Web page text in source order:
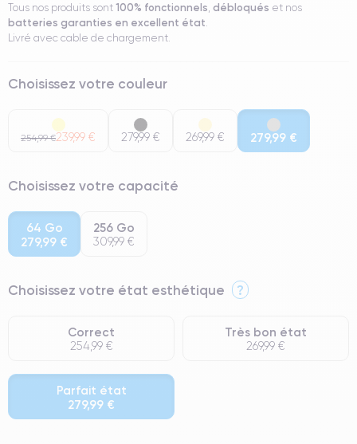
Tous nos produits sont 100% fonctionnels, débloqués et nos
batteries garanties en excellent état.
Livré avec cable de chargement.
Choisissez votre couleur
254,99 €239,99 € 279,99 € 269,99 € 279,99 €
Choisissez votre capacité
64 Go
279,99 €
256 Go
309,99 €
Choisissez votre état esthétique ?
Correct
254,99 €
Très bon état
269,99 €
Parfait état
279,99 €